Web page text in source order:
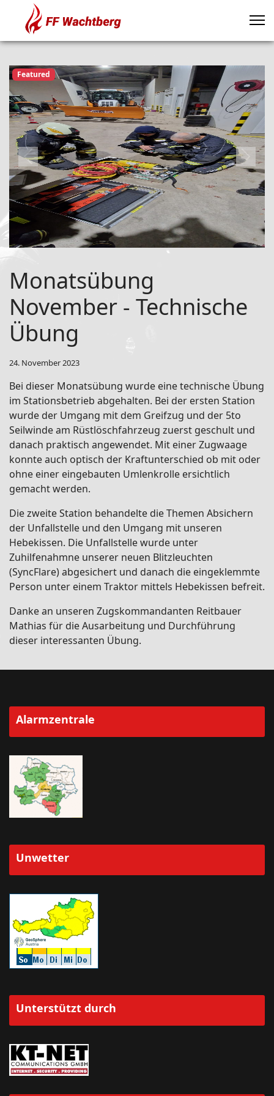
Previous Next
Featured
Monatsübung
November - Technische
Übung
24. November 2023
Bei dieser Monatsübung wurde eine technische Übung
im Stationsbetrieb abgehalten. Bei der ersten Station
wurde der Umgang mit dem Greifzug und der 5to
Seilwinde am Rüstlöschfahrzeug zuerst geschult und
danach praktisch angewendet. Mit einer Zugwaage
konnte auch optisch der Kraftunterschied ob mit oder
ohne einer eingebauten Umlenkrolle ersichtlich
gemacht werden.
Die zweite Station behandelte die Themen Absichern
der Unfallstelle und den Umgang mit unseren
Hebekissen. Die Unfallstelle wurde unter
Zuhilfenahmne unserer neuen Blitzleuchten
(SyncFlare) abgesichert und danach die eingeklemmte
Person unter einem Traktor mittels Hebekissen befreit.
Danke an unseren Zugskommandanten Reitbauer
Mathias für die Ausarbeitung und Durchführung
dieser interessanten Übung.
Alarmzentrale
Unwetter
Unterstützt durch